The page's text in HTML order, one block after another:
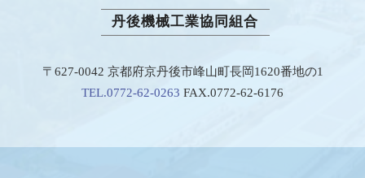
丹後機械工業協同組合
〒627-0042 京都府京丹後市峰山町長岡1620番地の1
TEL.0772-62-0263 FAX.0772-62-6176